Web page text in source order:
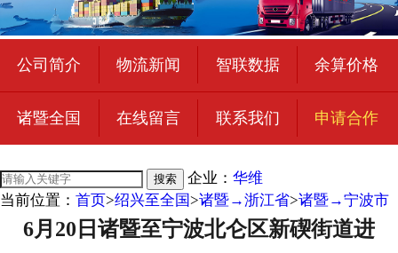
绍兴至全国
合作加盟
宜荣智联
在线留言
公司简介 物流新闻 智联数据 余算价格
诸暨全国 在线留言 联系我们 申请合作
搜索 企业： 华维
当前位置： 首页>绍兴至全国>诸暨→浙江省>诸暨→宁波市
6月20日诸暨至宁波北仑区新碶街道进